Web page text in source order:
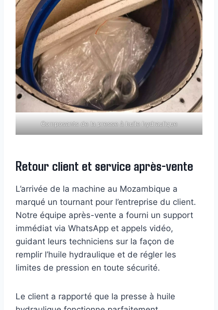
Composants de la presse à huile hydraulique
Retour client et service après-vente
L’arrivée de la machine au Mozambique a
marqué un tournant pour l’entreprise du client.
Notre équipe après-vente a fourni un support
immédiat via WhatsApp et appels vidéo,
guidant leurs techniciens sur la façon de
remplir l’huile hydraulique et de régler les
limites de pression en toute sécurité.
Le client a rapporté que la presse à huile